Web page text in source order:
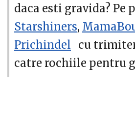
daca esti gravida? Pe
Starshiners,
Prichindel cu
catre rochiile pentru